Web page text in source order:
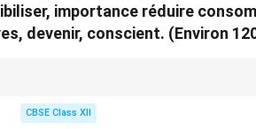
importance réduire
devenir, conscient. (Environ
or « Pour y remédier » (To remedy this) to
CBSE Class XII